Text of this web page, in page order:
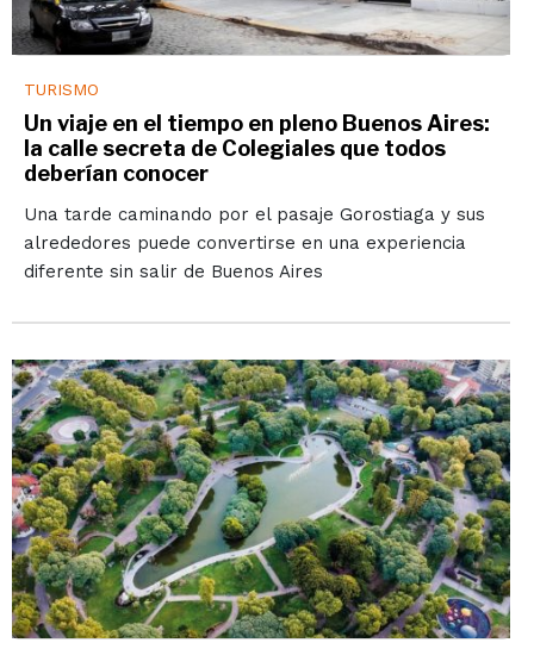
TURISMO
Un viaje en el tiempo en pleno Buenos Aires:
la calle secreta de Colegiales que todos
deberían conocer
Una tarde caminando por el pasaje Gorostiaga y sus
alrededores puede convertirse en una experiencia
diferente sin salir de Buenos Aires